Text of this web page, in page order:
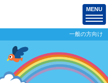
MENU
一般の方向け